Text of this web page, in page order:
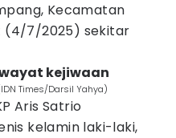
Kecamatan
(4/7/2025) sekitar
kejiwaan
Times/Darsil Yahya)
Aris Satrio
kelamin laki-laki,